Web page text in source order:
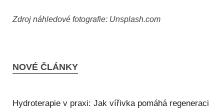
Zdroj náhledové fotografie: Unsplash.com
NOVÉ ČLÁNKY
Hydroterapie v praxi: Jak vířivka pomáhá regeneraci